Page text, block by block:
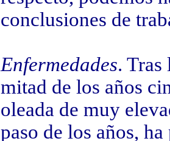
conclusiones de
Enfermedades.
mitad de los años
oleada de muy
paso de los años,